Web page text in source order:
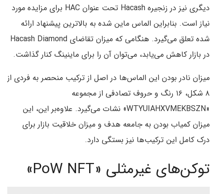
دیگری نیز در زنجیره Hacash تحت عنوان HAC برای مزایده مورد
نیاز است. بنابراین الماس ماین شده به بالاترین پیشنهاد ارائه
شده تعلق می‌گیرد. هنگامی که میزان تقاضای Hacash Diamond
در بازار کاهش می‌یابد، می‌توان آن را برای ماینینگ کنار گذاشت.
میزان نادر بودن این الماس‌ها در اصل از ترکیب منحصر به فردی از
۸ شکل، ۱۶ رنگ و حروف تصادفی از مجموعه
«WTYUIAHXVMEKBSZN» نشات می‌گیرد. علاوه‌بر این، این
میزان کمیاب بودن به جامعه هدف و میزان خلاقیت بازار برای
درک کامل این ترکیب‌ها نیز بستگی دارد.
توکن‌های غیرمثلی «PoW NFT»